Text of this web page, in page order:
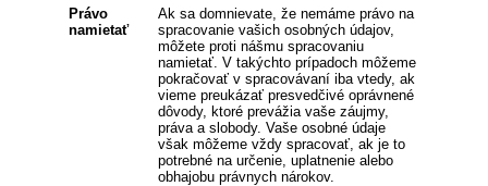
Právo
namietať
Ak sa domnievate, že nemáme právo na
spracovanie vašich osobných údajov,
môžete proti nášmu spracovaniu
namietať. V takýchto prípadoch môžeme
pokračovať v spracovávaní iba vtedy, ak
vieme preukázať presvedčivé oprávnené
dôvody, ktoré prevážia vaše záujmy,
práva a slobody. Vaše osobné údaje
však môžeme vždy spracovať, ak je to
potrebné na určenie, uplatnenie alebo
obhajobu právnych nárokov.